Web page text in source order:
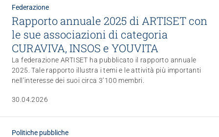
«Qui mi sento a casa»
20.01.2027 Lausanne
Federazione
Rapporto annuale 2025 di ARTISET con
le sue associazioni di categoria
CURAVIVA, INSOS e YOUVITA
La federazione ARTISET ha pubblicato il rapporto annuale
2025. Tale rapporto illustra i temi e le attività più importanti
nell’interesse dei suoi circa 3’100 membri.
30.04.2026
Politiche pubbliche